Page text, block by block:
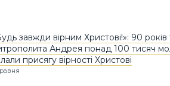
завжди вірним Христові!»: 90
Андрея понад 100 тисяч
присягу вірності Христові